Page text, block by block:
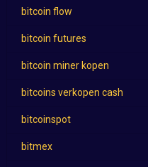
bitcoin flow
bitcoin futures
bitcoin miner kopen
bitcoins verkopen cash
bitcoinspot
bitmex